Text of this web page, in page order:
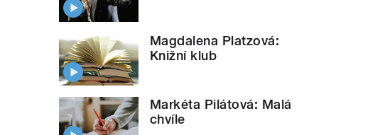
Magdalena Platzová:
Knižní klub
Markéta Pilátová: Malá
chvíle